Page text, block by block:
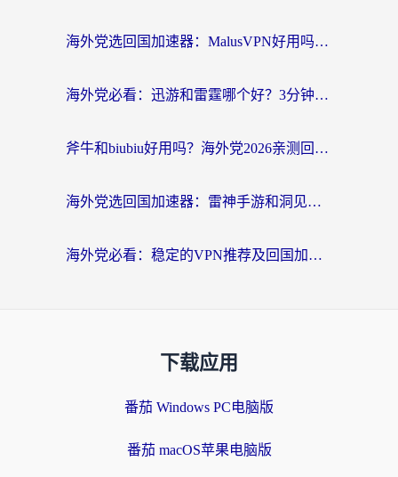
海外党选回国加速器：MalusVPN好用吗？和快帆VPN哪个好？附真实对比与避坑指南
海外党必看：迅游和雷霆哪个好？3分钟教你选对回国加速器，无缝刷国内剧玩手游
斧牛和biubiu好用吗？海外党2026亲测回国加速器指南，附番茄加速器深度体验
海外党选回国加速器：雷神手游和洞见哪个好？附iPhone免费VPN推荐及ChickCNUfunR实测
海外党必看：稳定的VPN推荐及回国加速器选择全攻略——告别地域限制，轻松刷国内资源
下载应用
番茄 Windows PC电脑版
番茄 macOS苹果电脑版